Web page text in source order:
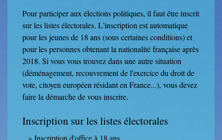
Pour participer aux élections politiques, il faut être inscrit
sur les listes électorales. L'inscription est automatique
pour les jeunes de 18 ans (sous certaines conditions) et
pour les personnes obtenant la nationalité française après
2018. Si vous vous trouvez dans une autre situation
(déménagement, recouvrement de l'exercice du droit de
vote, citoyen européen résidant en France...), vous devez
faire la démarche de vous inscrire.
Inscription sur les listes électorales
Inscription d'office à 18 ans